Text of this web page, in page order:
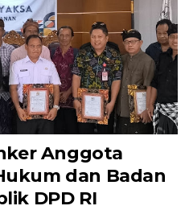
Anggota
dan Badan
DPD RI